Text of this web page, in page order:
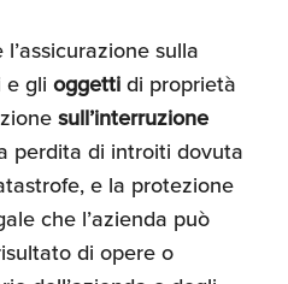
sulla
e gli oggettidi proprietà
sull’interruzione
perdita di introiti dovuta
e la protezione
che l’azienda può
di opere o